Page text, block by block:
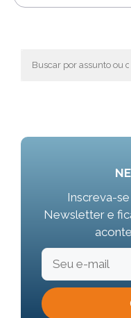
Inscreva-
Newsletter e